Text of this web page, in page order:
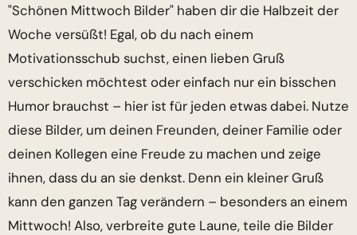
"Schönen Mittwoch Bilder" haben dir die Halbzeit der
Woche versüßt! Egal, ob du nach einem
Motivationsschub suchst, einen lieben Gruß
verschicken möchtest oder einfach nur ein bisschen
Humor brauchst – hier ist für jeden etwas dabei. Nutze
diese Bilder, um deinen Freunden, deiner Familie oder
deinen Kollegen eine Freude zu machen und zeige
ihnen, dass du an sie denkst. Denn ein kleiner Gruß
kann den ganzen Tag verändern – besonders an einem
Mittwoch! Also, verbreite gute Laune, teile die Bilder